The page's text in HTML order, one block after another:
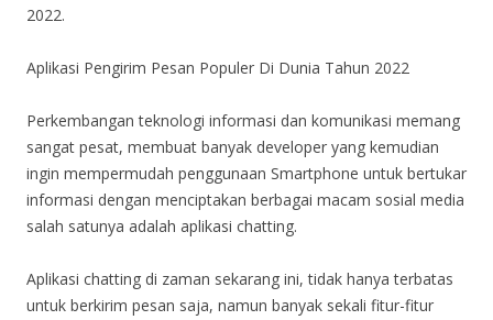
2022.
Aplikasi Pengirim Pesan Populer Di Dunia Tahun 2022
Perkembangan teknologi informasi dan komunikasi memang
sangat pesat, membuat banyak developer yang kemudian
ingin mempermudah penggunaan Smartphone untuk bertukar
informasi dengan menciptakan berbagai macam sosial media
salah satunya adalah aplikasi chatting.
Aplikasi chatting di zaman sekarang ini, tidak hanya terbatas
untuk berkirim pesan saja, namun banyak sekali fitur-fitur